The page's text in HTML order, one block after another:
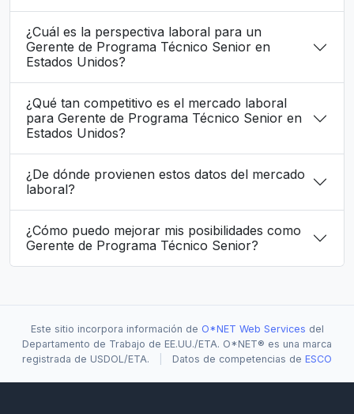
¿Cuál es la perspectiva laboral para un
Gerente de Programa Técnico Senior en
Estados Unidos?
¿Qué tan competitivo es el mercado laboral
para Gerente de Programa Técnico Senior en
Estados Unidos?
¿De dónde provienen estos datos del mercado
laboral?
¿Cómo puedo mejorar mis posibilidades como
Gerente de Programa Técnico Senior?
Este sitio incorpora información de O*NET Web Services del
Departamento de Trabajo de EE.UU./ETA. O*NET® es una marca
registrada de USDOL/ETA.
Datos de competencias de ESCO